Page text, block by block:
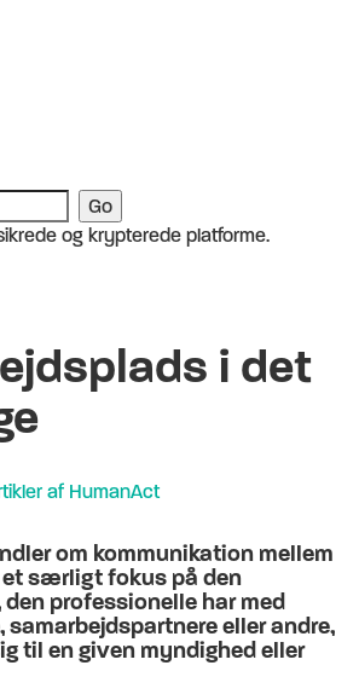
og krypterede platforme.
i det
af HumanAct
om kommunikation mellem
et særligt fokus på den
professionelle har med
samarbejdspartnere eller andre,
til en given myndighed eller